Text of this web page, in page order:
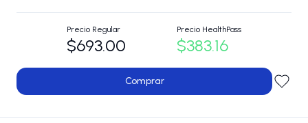
Precio Regular
$693.00
Precio HealthPass
$383.16
Comprar